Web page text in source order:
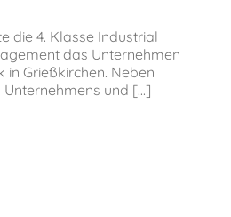
die 4. Klasse Industrial
das Unternehmen
in Grießkirchen. Neben
und [...]